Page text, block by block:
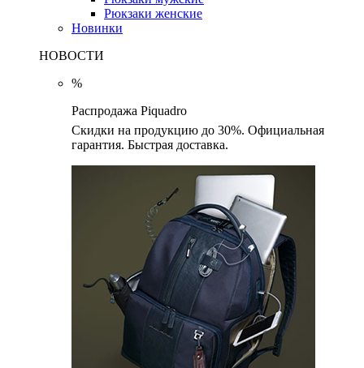
Рюкзаки женские
Новинки
НОВОСТИ
%
Распродажа Piquadro
Скидки на продукцию до 30%. Официальная
гарантия. Быстрая доставка.